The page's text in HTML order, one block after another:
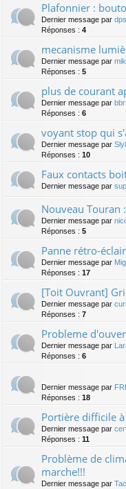
Plafonnier :
Dernier message par
Réponses : 4
mecanisme
Dernier message par
Réponses : 5
plus de courant
Dernier message par bbr
Réponses : 6
voyant stop qui
Dernier message par
Réponses : 10
Faux contacts
Dernier message par
Nouveau Touran
Dernier message par
Réponses : 5
Panne rétro-
Dernier message par
Réponses : 17
[Toit Ouvrant]
Dernier message par
Réponses : 7
Probleme
Dernier message par
Réponses : 6
Dernier message par
Réponses : 18
Portière difficile
Dernier message par
Réponses : 11
Problème de
marche!!!
Dernier message par